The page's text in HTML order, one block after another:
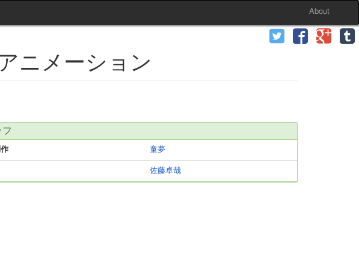
About
ニメーション
フ
童夢
佐藤卓哉